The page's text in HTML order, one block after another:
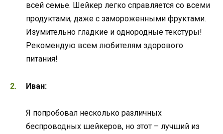
всей семье. Шейкер легко справляется со всеми
продуктами, даже с замороженными фруктами.
Изумительно гладкие и однородные текстуры!
Рекомендую всем любителям здорового
питания!
Иван:
Я попробовал несколько различных
беспроводных шейкеров, но этот – лучший из